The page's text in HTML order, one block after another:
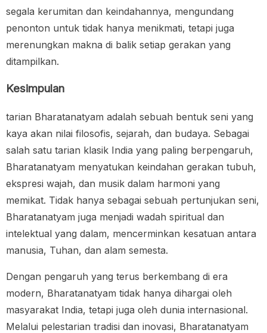
segala kerumitan dan keindahannya, mengundang
penonton untuk tidak hanya menikmati, tetapi juga
merenungkan makna di balik setiap gerakan yang
ditampilkan.
Kesimpulan
tarian Bharatanatyam adalah sebuah bentuk seni yang
kaya akan nilai filosofis, sejarah, dan budaya. Sebagai
salah satu tarian klasik India yang paling berpengaruh,
Bharatanatyam menyatukan keindahan gerakan tubuh,
ekspresi wajah, dan musik dalam harmoni yang
memikat. Tidak hanya sebagai sebuah pertunjukan seni,
Bharatanatyam juga menjadi wadah spiritual dan
intelektual yang dalam, mencerminkan kesatuan antara
manusia, Tuhan, dan alam semesta.
Dengan pengaruh yang terus berkembang di era
modern, Bharatanatyam tidak hanya dihargai oleh
masyarakat India, tetapi juga oleh dunia internasional.
Melalui pelestarian tradisi dan inovasi, Bharatanatyam